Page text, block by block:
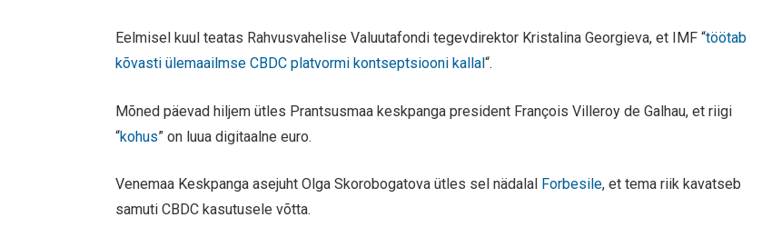
Eelmisel kuul teatas Rahvusvahelise Valuutafondi tegevdirektor Kristalina Georgieva, et IMF “töötab
kõvasti ülemaailmse CBDC platvormi kontseptsiooni kallal“.
Mõned päevad hiljem ütles Prantsusmaa keskpanga president François Villeroy de Galhau, et riigi
“kohus” on luua digitaalne euro.
Venemaa Keskpanga asejuht Olga Skorobogatova ütles sel nädalal Forbesile, et tema riik kavatseb
samuti CBDC kasutusele võtta.